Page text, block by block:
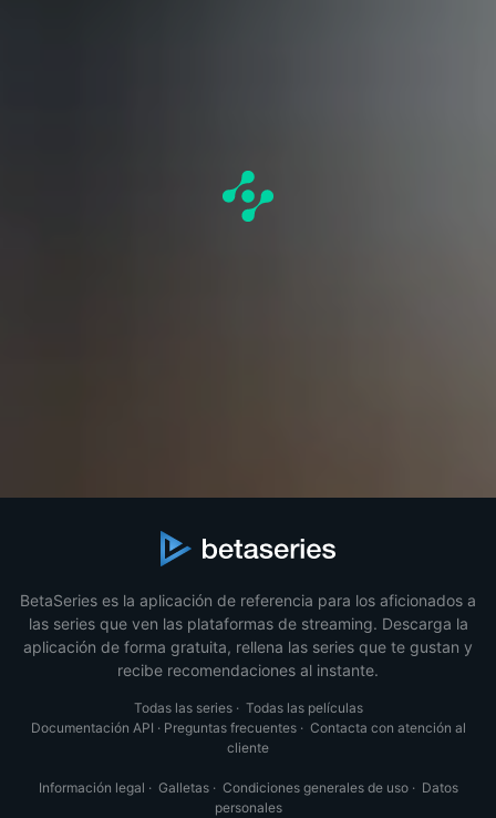
BetaSeries es la aplicación de referencia para los aficionados a
las series que ven las plataformas de streaming. Descarga la
aplicación de forma gratuita, rellena las series que te gustan y
recibe recomendaciones al instante.
Todas las series· Todas las películas
Documentación API · Preguntas frecuentes· Contacta con atención al
cliente
Información legal · Galletas· Condiciones generales de uso· Datos
personales